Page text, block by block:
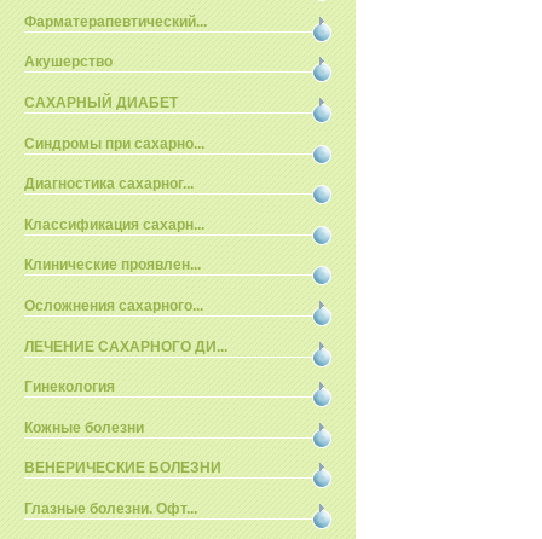
Фарматерапевтический...
Акушерство
САХАРНЫЙ ДИАБЕТ
Синдромы при сахарно...
Диагностика сахарног...
Классификация сахарн...
Клинические проявлен...
Осложнения сахарного...
ЛЕЧЕНИЕ САХАРНОГО ДИ...
Гинекология
Кожные болезни
ВЕНЕРИЧЕСКИЕ БОЛЕЗНИ
Глазные болезни. Офт...